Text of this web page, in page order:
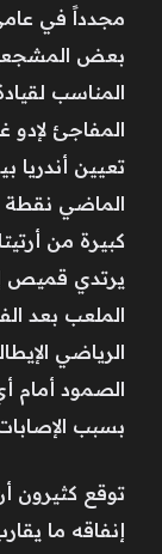
بعض
المناسب
المفاجئ لإدو
تعيين أندريا
الماضي نقطة
كبيرة من
الملعب بعد
الرياضي
الصمود أمام
بسبب
توقع كثيرون